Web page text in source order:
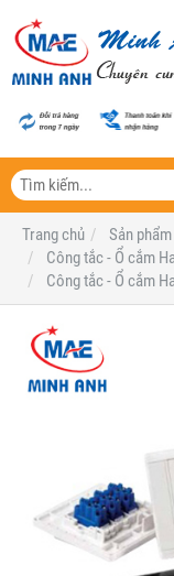
Trang chủ
Sản phẩm
Công tắc - Ổ cắm
Công tắc - Ổ cắm